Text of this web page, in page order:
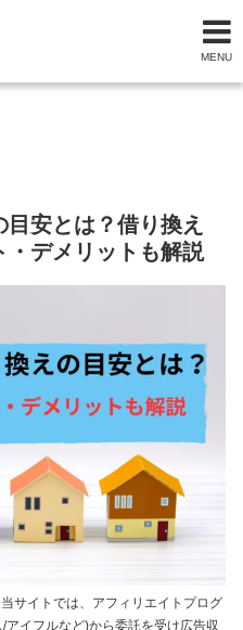
MENU
安とは？借り換え
・デメリットも解説
サイトでは、アフィリエイトプログ
イフルなど)から委託を受け広告収